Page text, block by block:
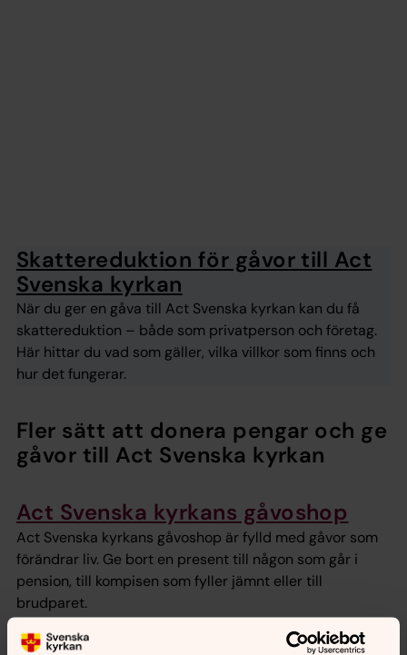
Skattereduktion för gåvor till Act
Svenska kyrkan
När du ger en gåva till Act Svenska kyrkan kan du få
skattereduktion – både som privatperson och företag.
Här hittar du vad som gäller, vilka villkor som finns och
hur det fungerar.
Fler sätt att donera pengar och ge
gåvor till Act Svenska kyrkan
Act Svenska kyrkans gåvoshop
Act Svenska kyrkans gåvoshop är fylld med gåvor som
förändrar liv. Ge bort en present till någon som går i
pension, till kompisen som fyller jämnt eller till
brudparet.